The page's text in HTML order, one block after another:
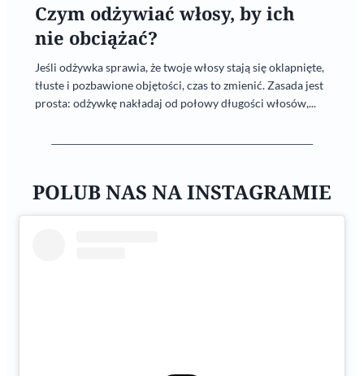
Czym odżywiać włosy, by ich
nie obciążać?
Jeśli odżywka sprawia, że twoje włosy stają się oklapnięte,
tłuste i pozbawione objętości, czas to zmienić. Zasada jest
prosta: odżywkę nakładaj od połowy długości włosów,...
POLUB NAS NA INSTAGRAMIE